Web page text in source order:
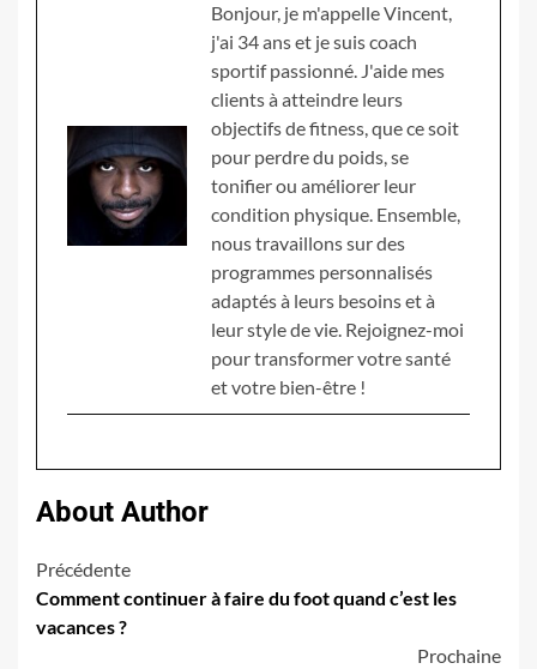
Bonjour, je m'appelle Vincent,
j'ai 34 ans et je suis coach
sportif passionné. J'aide mes
clients à atteindre leurs
objectifs de fitness, que ce soit
pour perdre du poids, se
tonifier ou améliorer leur
condition physique. Ensemble,
nous travaillons sur des
programmes personnalisés
adaptés à leurs besoins et à
leur style de vie. Rejoignez-moi
pour transformer votre santé
et votre bien-être !
About Author
Navigation
d’article
Précédente
Comment continuer à faire du foot quand c’est les
vacances ?
Prochaine